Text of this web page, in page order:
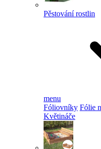
Pěstování rostlin
menu
Fóliovníky Fólie
Květináče